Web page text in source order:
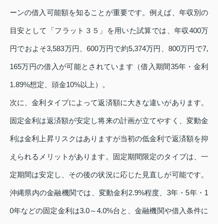
ーンの借入可能額を知ることが重要です。例えば、年収別の
目安として「フラット３５」を用いた試算では、年収400万
円でおよそ3,583万円、600万円で約5,374万円、800万円で7,
165万円の借入が可能とされています（借入期間35年・金利
1.89%想定、頭金10%以上）。
次に、金利タイプによって返済額に大きな違いがあります。
固定金利は返済額が安定し将来の計画が立てやすく、変動金
利は金利上昇リスクはありますが当初の低金利で返済額を抑
えられるメリットがあります。固定期間限定のタイプは、一
定期間は安定し、その後の状況に応じた見直しが可能です。
沖縄県内の金融機関では、変動金利2.9%程度、3年・5年・1
0年などの固定金利は3.0～4.0%台と、金融機関や借入条件に